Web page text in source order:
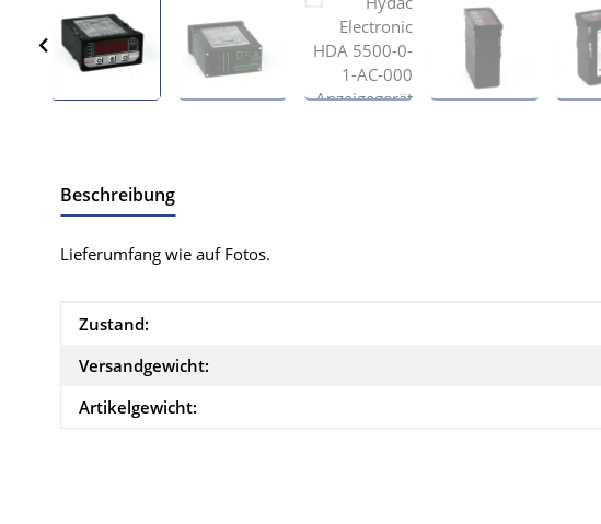
Beschreibung
Lieferumfang wie auf Fotos.
Produkteigenschaft
Wert
Zustand:
Versandgewicht:
Artikelgewicht: